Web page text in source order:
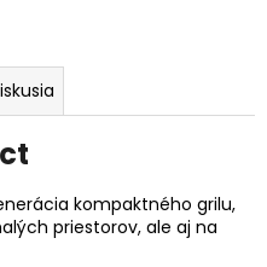
kompaktného grilu,
priestorov, ale aj na